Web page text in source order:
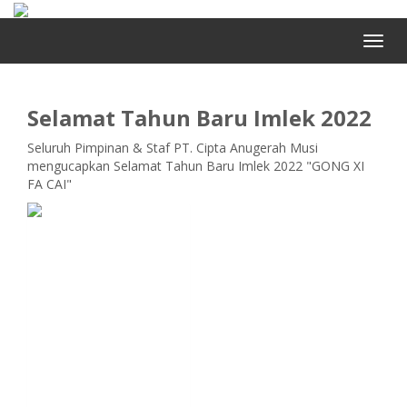
Selamat Tahun Baru Imlek 2022
Seluruh Pimpinan & Staf PT. Cipta Anugerah Musi
mengucapkan Selamat Tahun Baru Imlek 2022 "GONG XI
FA CAI"